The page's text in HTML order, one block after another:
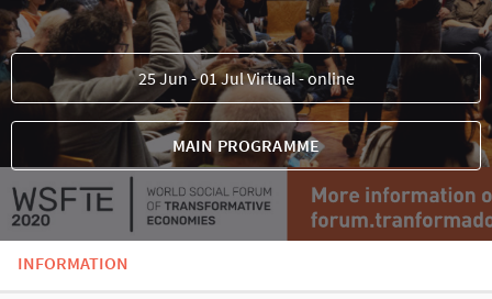
25 Jun - 01 Jul Virtual - online
MAIN PROGRAMME
INFORMATION